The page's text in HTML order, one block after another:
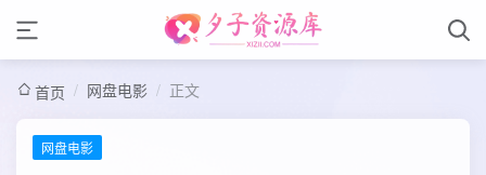
首页 / 网盘电影 / 正文
网盘电影